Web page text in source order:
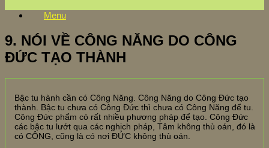
Menu
9. NÓI VỀ CÔNG NĂNG DO CÔNG
ĐỨC TẠO THÀNH
Bậc tu hành cần có Công Năng. Công Năng do Công Đức tạo
thành. Bậc tu chưa có Công Đức thì chưa có Công Năng để tu.
Công Đức phẩm có rất nhiều phương pháp để tạo. Công Đức
các bậc tu lướt qua các nghịch pháp, Tâm không thù oán, đó là
có CÔNG, cũng là có nơi ĐỨC không thù oán.